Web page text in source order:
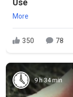
Use
More
350 78
9 h 34 min